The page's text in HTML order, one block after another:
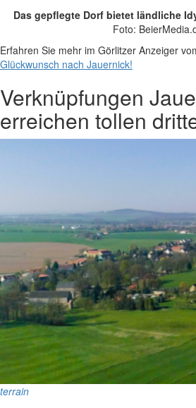
Das gepflegte Dorf bietet ländliche
Foto:
Erfahren Sie mehr im Görlitzer Anzeiger
Glückwunsch nach Jauernick!
Verknüpfungen
erreichen tollen
terrain